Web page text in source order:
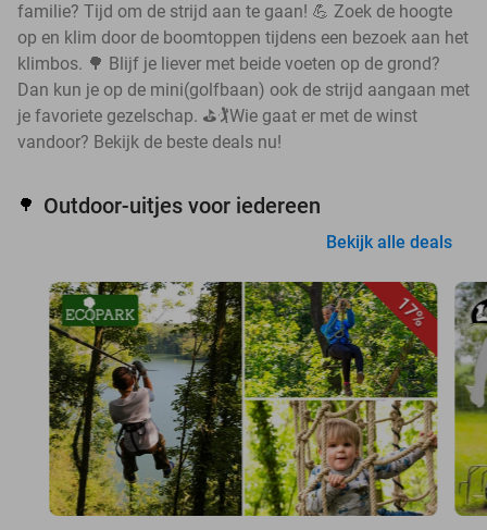
familie? Tijd om de strijd aan te gaan! 💪 Zoek de hoogte
op en klim door de boomtoppen tijdens een bezoek aan het
klimbos. 🌳 Blijf je liever met beide voeten op de grond?
Dan kun je op de mini(golfbaan) ook de strijd aangaan met
je favoriete gezelschap. ⛳🏌️Wie gaat er met de winst
vandoor? Bekijk de beste deals nu!
🌳 Outdoor-uitjes voor iedereen
Bekijk alle deals
17%